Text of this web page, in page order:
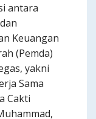
antara
Keuangan
(Pemda)
yakni
Sama
Cakti